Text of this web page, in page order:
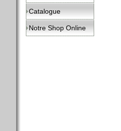
Catalogue
Notre Shop Online